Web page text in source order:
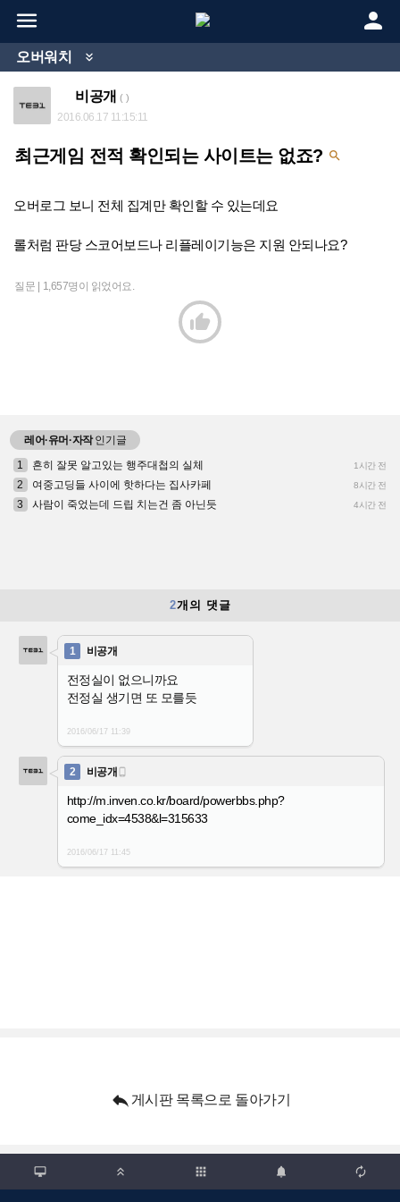
 
오버워치 
비공개 ( )
2016.06.17 11:15:11
최근게임 전적 확인되는 사이트는 없죠? 
오버로그 보니 전체 집계만 확인할 수 있는데요
롤처럼 판당 스코어보드나 리플레이기능은 지원 안되나요?
질문 | 1,657명이 읽었어요.

레어·유머·자작인기글
1
흔히 잘못 알고있는 행주대첩의 실체 1시간 전
2 여중고딩들 사이에 핫하다는 집사카페 8시간 전
3 사람이 죽었는데 드립 치는건 좀 아닌듯 4시간 전
2개의 댓글
1 비공개
전정실이 없으니까요
전정실 생기면 또 모를듯
2016/06/1711:39
2 비공개 
http://m.inven.co.kr/board/powerbbs.php?
come_idx=4538&l=315633
2016/06/1711:45
 게시판 목록으로 돌아가기
  apps  